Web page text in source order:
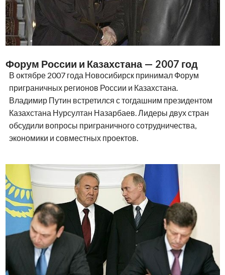
Форум России и Казахстана — 2007 год
В октябре 2007 года Новосибирск принимал Форум
приграничных регионов России и Казахстана.
Владимир Путин встретился с тогдашним президентом
Казахстана Нурсултан Назарбаев. Лидеры двух стран
обсудили вопросы приграничного сотрудничества,
экономики и совместных проектов.